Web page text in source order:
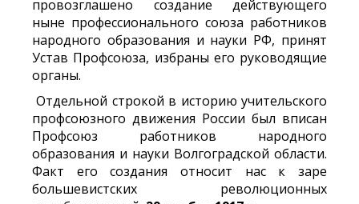
провозглашено создание действующего
ныне профессионального союза работников
народного образования и науки РФ, принят
Устав Профсоюза, избраны его руководящие
органы.
Отдельной строкой в историю учительского
профсоюзного движения России был вписан
Профсоюз работников народного
образования и науки Волгоградской области.
Факт его создания относит нас к заре
большевистских революционных